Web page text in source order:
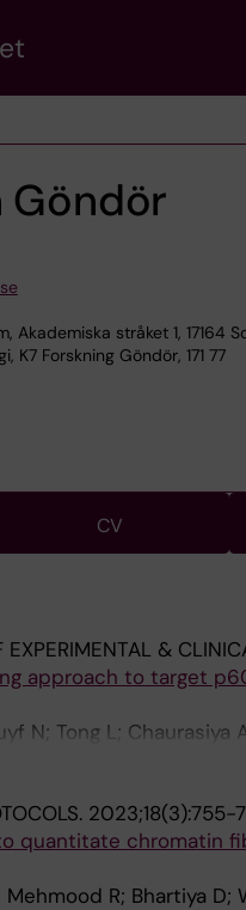
Göndör
Akademiska stråket 1, 17164
K7 Forskning Göndör, 171 77
CV
&
approach to target
N; Tong L; Chaurasiya
Ludlow B;
2023;18(3):755-
quantitate chromatin
R; Bhartiya D;